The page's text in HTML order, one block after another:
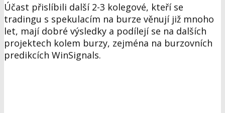
Účast přislíbili další 2-3 kolegové, kteří se
tradingu s spekulacím na burze věnují již mnoho
let, mají dobré výsledky a podílejí se na dalších
projektech kolem burzy, zejména na burzovních
predikcích WinSignals.